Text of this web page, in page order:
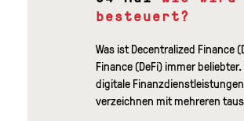
besteuert?
Was ist Decentralized Finance
Finance (DeFi) immer
digitale
verzeichnen mit mehreren